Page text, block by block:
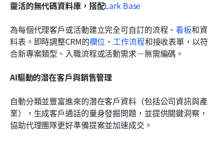
靈活的無代碼資料庫，搭配Lark Base
為每個代理客戶或活動建立完全可自訂的流程、看板和資
料表。即時調整CRM的欄位 、工作流程和接收表單，以符
合新專案類型、入職流程或活動需求—無需編碼。
AI驅動的潛在客戶與銷售管理
自動分類並豐富進來的潛在客戶資料（包括公司資訊與產
業），生成客戶通話的量身發掘問題，並提供關鍵洞察，
協助代理團隊更好準備提案並加速成交。